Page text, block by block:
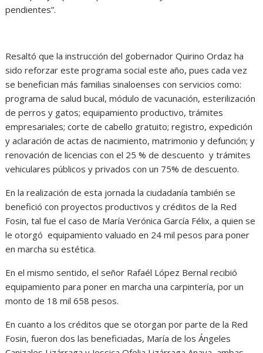
pendientes”.
Resaltó que la instrucción del gobernador Quirino Ordaz ha
sido reforzar este programa social este año, pues cada vez
se benefician más familias sinaloenses con servicios como:
programa de salud bucal, módulo de vacunación, esterilización
de perros y gatos; equipamiento productivo, trámites
empresariales; corte de cabello gratuito; registro, expedición
y aclaración de actas de nacimiento, matrimonio y defunción; y
renovación de licencias con el 25 % de descuento y trámites
vehiculares públicos y privados con un 75% de descuento.
En la realización de esta jornada la ciudadanía también se
benefició con proyectos productivos y créditos de la Red
Fosin, tal fue el caso de María Verónica García Félix, a quien se
le otorgó equipamiento valuado en 24 mil pesos para poner
en marcha su estética.
En el mismo sentido, el señor Rafaél López Bernal recibió
equipamiento para poner en marcha una carpintería, por un
monto de 18 mil 658 pesos.
En cuanto a los créditos que se otorgan por parte de la Red
Fosin, fueron dos las beneficiadas, María de los Ángeles